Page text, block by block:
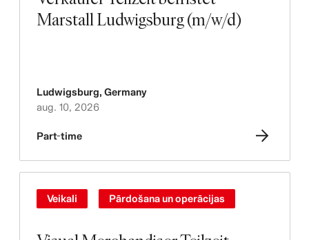
Marstall Ludwigsburg (m/w/d)
Ludwigsburg, Germany
aug. 10, 2026
Part-time
Veikali Pārdošana un operācijas